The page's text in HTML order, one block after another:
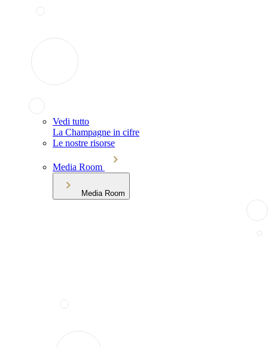
Vedi tutto
La Champagne in cifre
Le nostre risorse
Media Room
Media Room